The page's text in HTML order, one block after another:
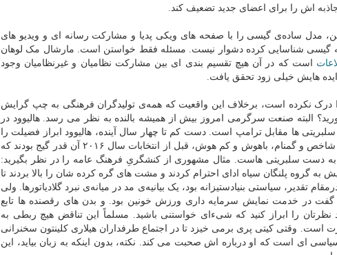
اش را برای اعضای جدید تضعیف کند.
مدل ساده‌ی گیسی را با صفحه های ویکی پدیا و مشارکت رسانه ای و ویدیو های
که گیسی شناسایی کرده دشوار نیست. مسئله فقط خواستن است. مارشال مک لوهان
است که در آن هیچ تقسیم بندی ای بین مشارکت نظامیان و غیرنظامیان وجود
هایش خیلی زود تحقق یافت.
نکرده است، برخلاف این واقعیت که همه‌ی تولیدگران فرهنگی به چپ گرایش
البته صنعت سرگرمی امروز بیش از همیشه بالنده به نظر می رسد. هالیوود در
ها مقابل ترامپ است. دست کم تا چهار سال آینده، هالیوود ابراز فضیلت را
به هر کسی که خریدارش است می فروشد. بیشتر منتقدان، شاخص و گمنام، باهوش و کم هوش، قبل از انتخابات سال ۲۰۱۶ آن قدر گیج بودند که
به دست سلبریتی هاست. مثال مشهوری از کنشگریِ فرهنگ عامه را در نظر بگیرید:
گروه پلنگان سیاه ادای احترام کردند و مشت های گره کرده شان را بالا بردند تا
تقدیر، سیاستی بنیادستیزانه بود، یک بیانیه‌ی مد در میانه‌ی نبرد گلادیاتورها. ولی
در خدمت نمایش سرمایه داری ورزش خونین بود. و بدن های رقصنده ها تابع
را ابراز کنید که شیءای خواستنی باشید. مسلماً این تناقض هیچ ربطی به
است. وقتی کیتی پری برمی خیزد تا در اجتماع طرفداران هیلاری کلینتون سخنرانی
ای است که او درباره اش صحبت می کند. نکته، بدون اینکه به زبان بیاید، این